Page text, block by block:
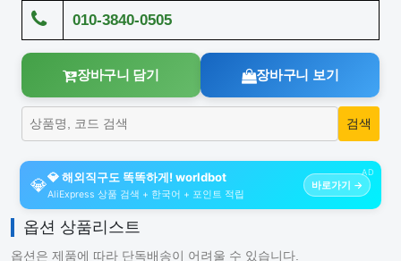
010-3840-0505
장바구니 담기 장바구니 보기
AD
💎💎 해외직구도 똑똑하게! worldbot
AliExpress 상품 검색 + 한국어 + 포인트 적립
바로가기 →
옵션 상품리스트
옵션은 제품에 따라 단독배송이 어려울 수 있습니다.